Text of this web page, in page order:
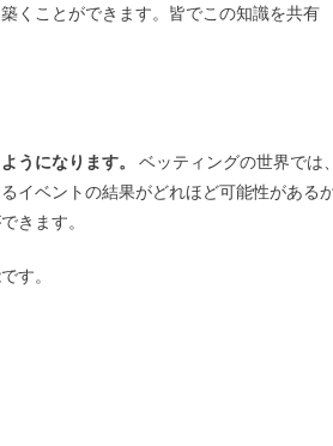
くことができます。皆でこの知識を共有
うになります。 ベッティングの世界では、
イベントの結果がどれほど可能性がある
きます。
す。